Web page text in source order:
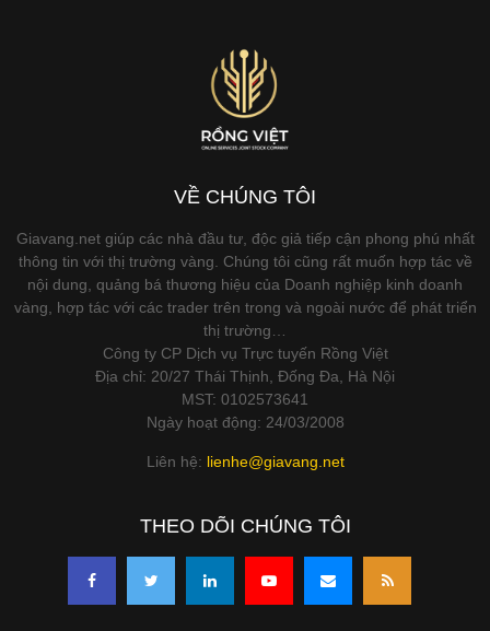
VỀ CHÚNG TÔI
Giavang.net giúp các nhà đầu tư, độc giả tiếp cận phong phú nhất
thông tin với thị trường vàng. Chúng tôi cũng rất muốn hợp tác về
nội dung, quảng bá thương hiệu của Doanh nghiệp kinh doanh
vàng, hợp tác với các trader trên trong và ngoài nước để phát triển
thị trường…
Công ty CP Dịch vụ Trực tuyến Rồng Việt
Địa chỉ: 20/27 Thái Thịnh, Đống Đa, Hà Nội
MST: 0102573641
Ngày hoạt động: 24/03/2008
Liên hệ: lienhe@giavang.net
THEO DÕI CHÚNG TÔI